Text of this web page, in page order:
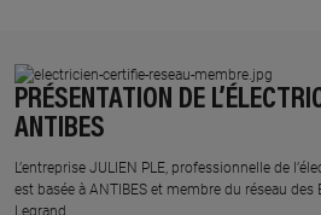
PRÉSENTATION DE
ANTIBES
L’entreprise JULIEN PLE, professionnelle de
est basée à ANTIBES et membre du réseau
Legrand.​